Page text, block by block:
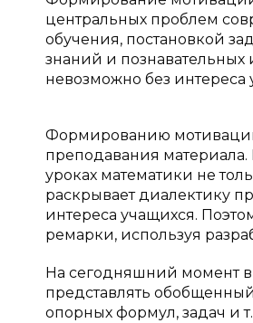
центральных проблем
обучения, постановкой
знаний и
невозможно без интереса
Формированию
преподавания
уроках математики не
раскрывает диалектику
интереса учащихся.
ремарки, используя
На сегодняшний момент
представлять
опорных формул, задач и